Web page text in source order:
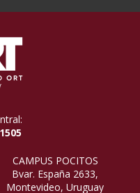
CAMPUS POCITOS
Bvar. España 2633,
Montevideo, Uruguay